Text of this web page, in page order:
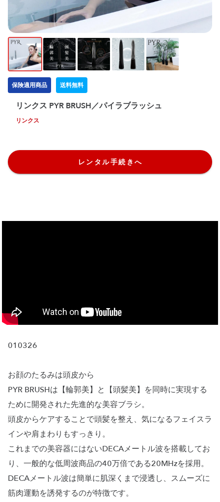
保険適用商品 送料無料
リンクス PYR BRUSH／パイラブラッシュ
リンクス
レンタル手続きへ
010326
お顔のたるみは頭皮から
PYR BRUSHは【輪郭美】と【頭髪美】を同時に実現する
ために開発された先進的な美容ブラシ。
頭皮からケアすることで頭髪を整え、気になるフェイスラ
インや肩まわりもすっきり。
これまでの美容器にはないDECAメートル波を搭載してお
り、一般的な低周波商品の40万倍である20MHzを採用。
DECAメートル波は簡単に肌深くまで浸透し、スムーズに
筋肉運動を誘発するのが特徴です。